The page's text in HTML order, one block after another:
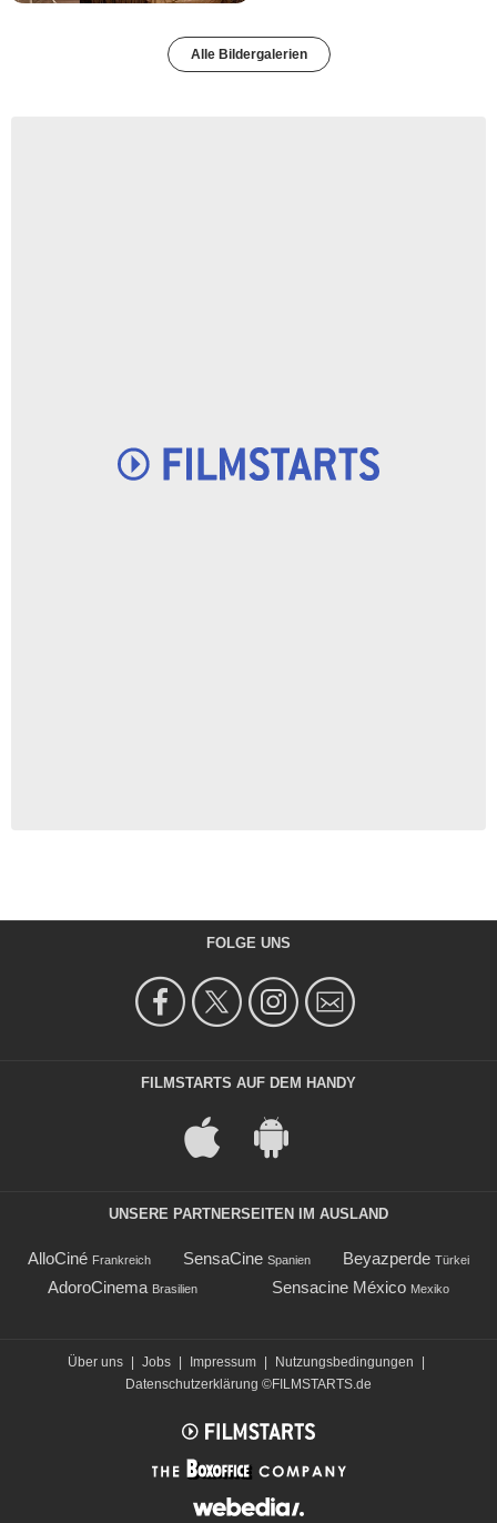
Alle Bildergalerien
FOLGE UNS
FILMSTARTS AUF DEM HANDY
UNSERE PARTNERSEITEN IM AUSLAND
AlloCiné Frankreich SensaCine Spanien Beyazperde Türkei
AdoroCinema Brasilien Sensacine México Mexiko
Über uns | Jobs | Impressum | Nutzungsbedingungen
|
Datenschutzerklärung ©FILMSTARTS.de